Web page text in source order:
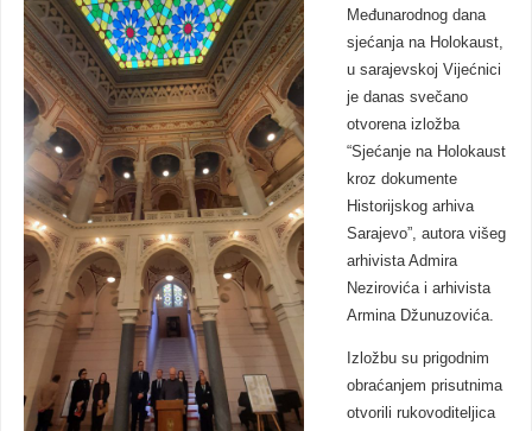
Međunarodnog dana
sjećanja na Holokaust,
u sarajevskoj Vijećnici
je danas svečano
otvorena izložba
“Sjećanje na Holokaust
kroz dokumente
Historijskog arhiva
Sarajevo”, autora višeg
arhivista Admira
Nezirovića i arhivista
Armina Džunuzovića.
Izložbu su prigodnim
obraćanjem prisutnima
otvorili rukovoditeljica